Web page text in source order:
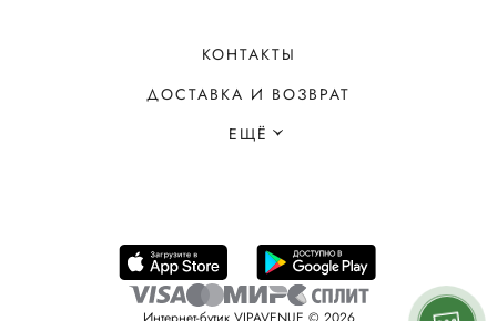
КОНТАКТЫ
ДОСТАВКА И ВОЗВРАТ
ЕЩЁ